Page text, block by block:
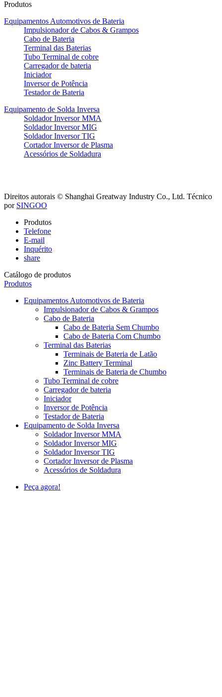
Produtos
Equipamentos Automotivos de Bateria
Impulsionador de Cabos & Grampos
Cabo de Bateria
Terminal das Baterias
Tubo Terminal de cobre
Carregador de bateria
Iniciador
Inversor de Potência
Testador de Bateria
Equipamento de Solda Inversa
Soldador Inversor MMA
Soldador Inversor MIG
Soldador Inversor TIG
Cortador Inversor de Plasma
Acessórios de Soldadura
Direitos autorais © Shanghai Greatway Industry Co., Ltd. Técnico
por SINGOO
Produtos
Telefone
E-mail
Inquérito
share
Catálogo de produtos
Produtos
Equipamentos Automotivos de Bateria
Impulsionador de Cabos & Grampos
Cabo de Bateria
Cabo de Bateria Sem Chumbo
Cabo de Bateria Com Chumbo
Terminal das Baterias
Terminais de Bateria de Latão
Zinc Battery Terminal
Terminais de Bateria de Chumbo
Tubo Terminal de cobre
Carregador de bateria
Iniciador
Inversor de Potência
Testador de Bateria
Equipamento de Solda Inversa
Soldador Inversor MMA
Soldador Inversor MIG
Soldador Inversor TIG
Cortador Inversor de Plasma
Acessórios de Soldadura
Peça agora!